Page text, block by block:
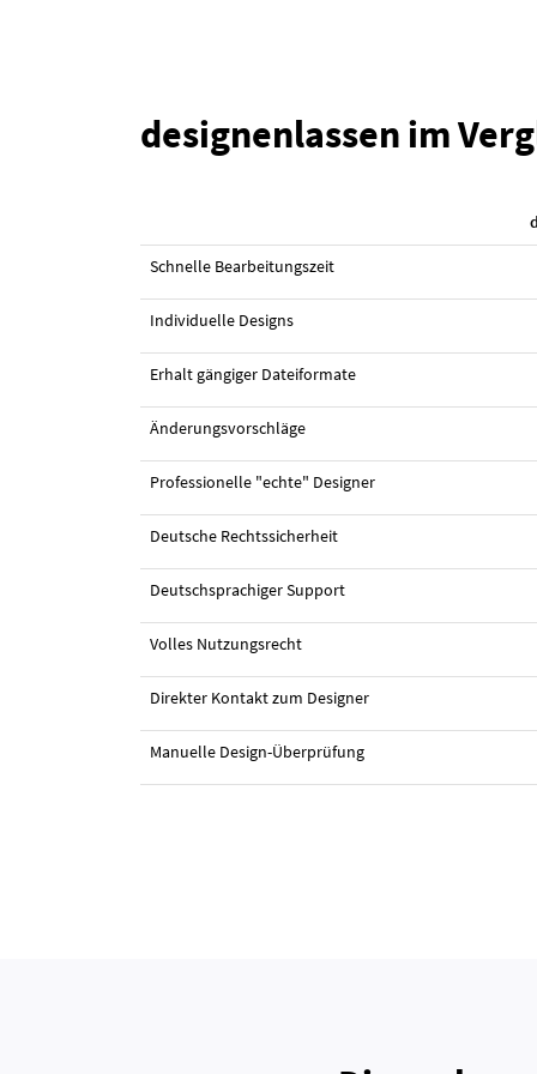
#15 Logo-Design von
designenlassen im
Schnelle Bearbeitungszeit
Individuelle Designs
Erhalt gängiger Dateiformate
Änderungsvorschläge
Professionelle "echte" Designer
Deutsche Rechtssicherheit
Deutschsprachiger Support
Volles Nutzungsrecht
Direkter Kontakt zum Designer
Manuelle Design-Überprüfung